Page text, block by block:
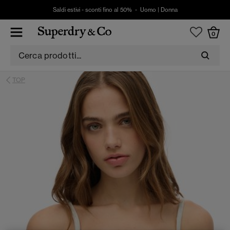
Saldi estivi - sconti fino al 50% - Uomo Donna
0
TOP